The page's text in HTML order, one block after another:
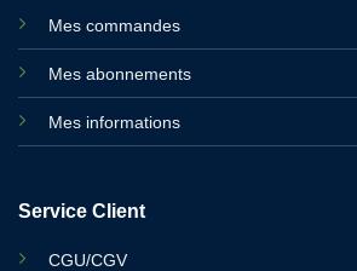
Mes commandes
Mes abonnements
Mes informations
Service Client
CGU/CGV